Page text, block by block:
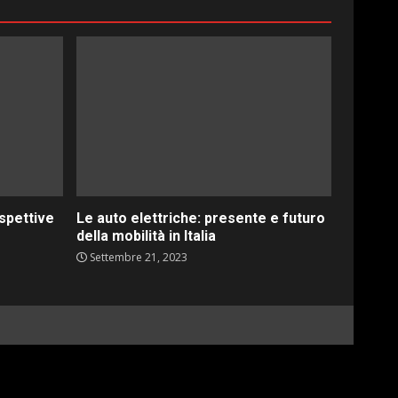
Le auto elettriche: presente e futuro
della mobilità in Italia
Settembre 21, 2023